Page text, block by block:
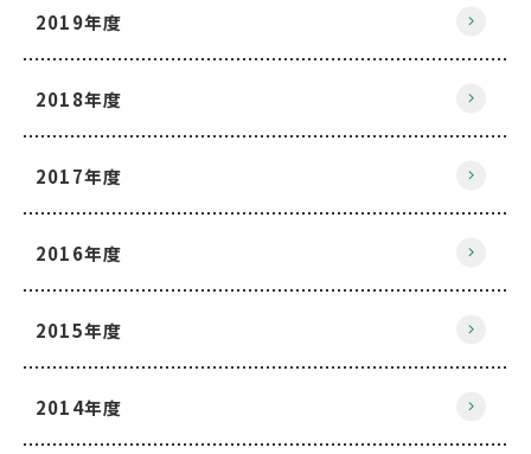
2019年度
2018年度
2017年度
2016年度
2015年度
2014年度